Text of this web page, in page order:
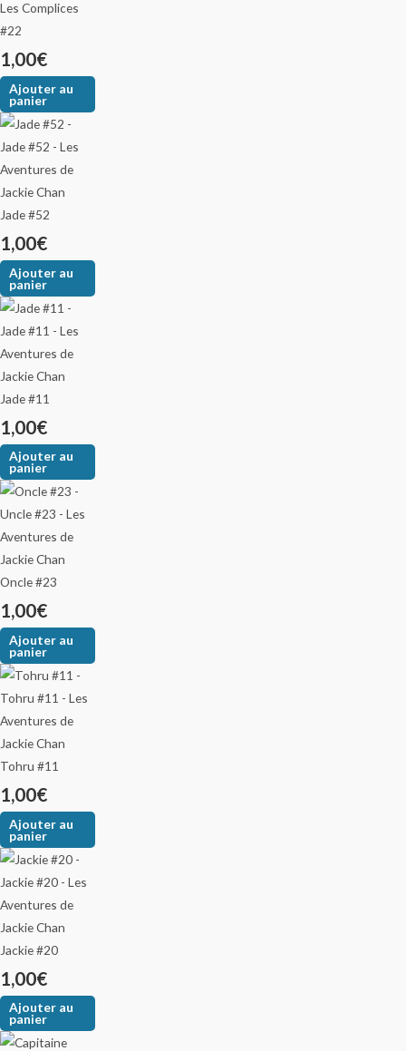
Les Complices
#22
1,00€
Ajouter au
panier
Jade #52
1,00€
Ajouter au
panier
Jade #11
1,00€
Ajouter au
panier
Oncle #23
1,00€
Ajouter au
panier
Tohru #11
1,00€
Ajouter au
panier
Jackie #20
1,00€
Ajouter au
panier